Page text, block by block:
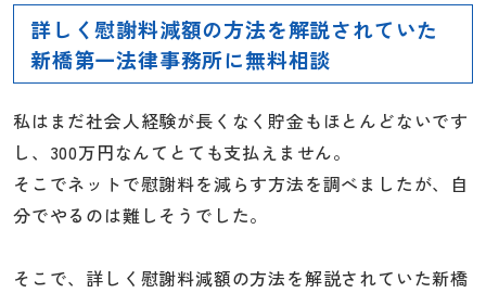
詳しく慰謝料減額の方法を解説されていた
新橋第一法律事務所に無料相談
私はまだ社会人経験が長くなく貯金もほとんどないです
し、300万円なんてとても支払えません。
そこでネットで慰謝料を減らす方法を調べましたが、自
分でやるのは難しそうでした。
そこで、詳しく慰謝料減額の方法を解説されていた新橋